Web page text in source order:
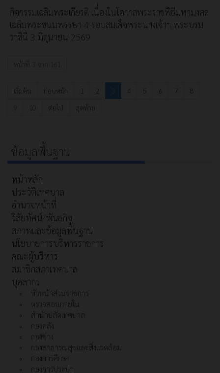
กิจกรรมเฉลิมพระเกียรติ เนื่องในโอกาสพระราชพิธีมหามงคล
เฉลิมพระชนมพรรษา 4 รอบสมเด็จพระนางเจ้าฯ พระบรม
ราชินี 3 มิถุนายน 2569
หน้าที่ 3 จาก 161
เริ่มต้น ก่อนหน้า 1 2 4 6 7
8
9
10 ต่อไป สุดท้าย
ข้อมูลพื้นฐาน
หน้าหลัก
ประวัติเทศบาล
อำนาจหน้าที่
วิสัยทัศน์/พันธกิจ
สภาพและข้อมูลพื้นฐาน
นโยบายการบริหารราชการ
คณะผู้บริหาร
สมาชิกสภาเทศบาล
บุคลากร
หัวหน้าส่วนราชการ
ตรวจสอบภายใน
สำนักปลัดเทศบาล
กองคลัง
กองช่าง
กองสาธารณสุขและสิ่งแวดล้อม
กองการศึกษา
กองการประปา